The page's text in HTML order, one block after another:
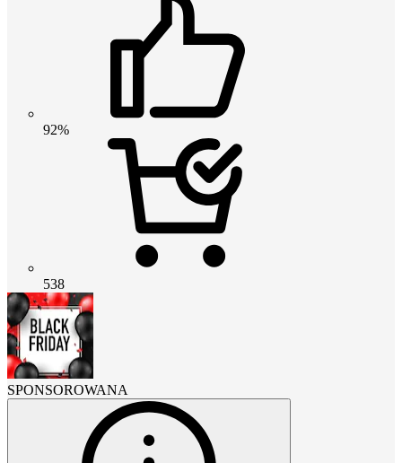
92%
538
SPONSOROWANA